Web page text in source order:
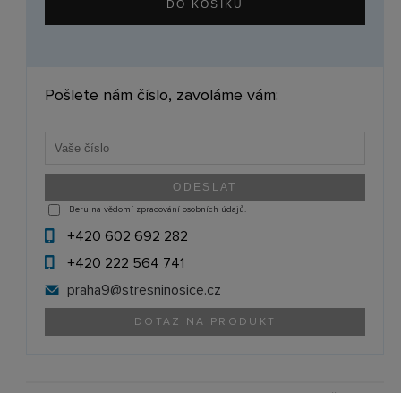
Pošlete nám číslo, zavoláme vám:
Beru na vědomí zpracování osobních údajů.
+420 602 692 282
+420 222 564 741
praha9@stresninosice.cz
DOTAZ NA PRODUKT